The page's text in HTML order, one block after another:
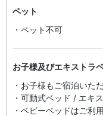
ペット
・ペット不可
お子様及びエキストラ
・お子様もご宿泊いた
・可動式ベッド / エキ
・ベビーベッドはご利